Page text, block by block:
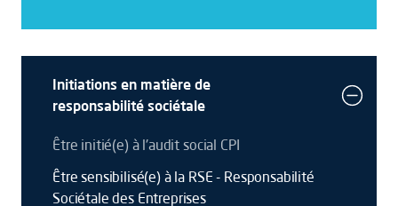
Initiations en matière de
responsabilité sociétale
Être initié(e) à l'audit social CPI
Être sensibilisé(e) à la RSE - Responsabilité
Sociétale des Entreprises